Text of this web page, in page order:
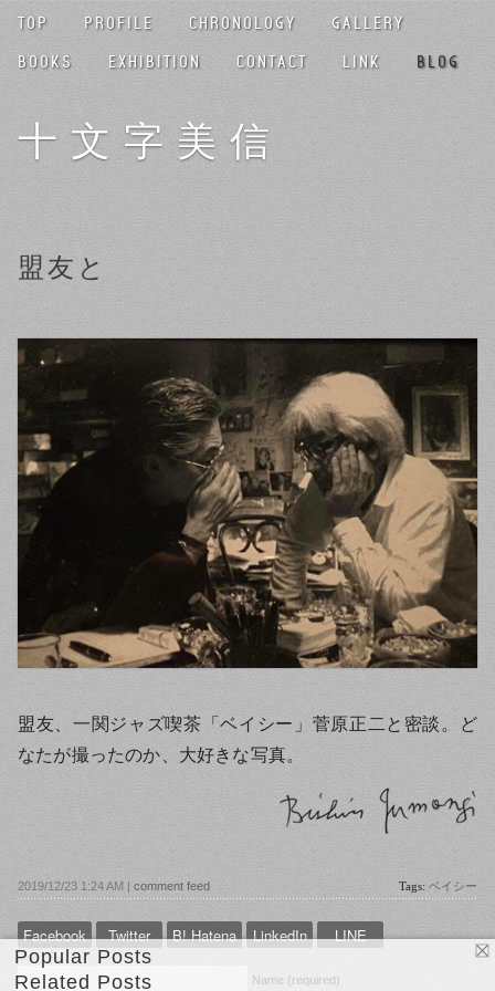
TOP PROFILE CHRONOLOGY
GALLERY
BOOKS
EXHIBITION CONTACT LINK BLOG
十文字美信
盟友と
盟友、一関ジャズ喫茶「ベイシー」菅原正二と密談。ど
なたが撮ったのか、大好きな写真。
Tags: ベイシー
2019/12/23 1:24 AM | comment feed
Facebook Twitter B! Hatena LinkedIn LINE
Name (required)
Popular Posts
Related Posts